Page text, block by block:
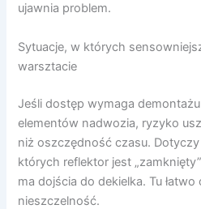
ujawnia problem.
Sytuacje, w których
warsztacie
Jeśli dostęp wymaga
elementów nadwozia, ryzyko
niż oszczędność czasu.
których reflektor jest
ma dojścia do dekielka. Tu łatwo
nieszczelność.